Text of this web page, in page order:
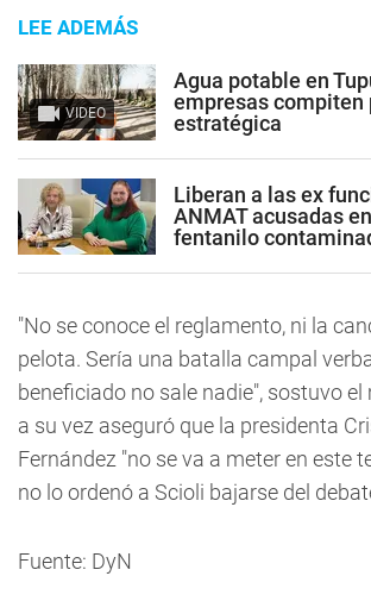
LEE ADEMÁS
VIDEO
Agua potable en
empresas compiten
estratégica
Liberan a las ex
ANMAT acusadas
fentanilo
"No se conoce el reglamento, ni la
pelota. Sería una batalla campal
beneficiado no sale nadie", sostuvo
a su vez aseguró que la presidenta
Fernández "no se va a meter en este
no lo ordenó a Scioli bajarse del
Fuente: DyN